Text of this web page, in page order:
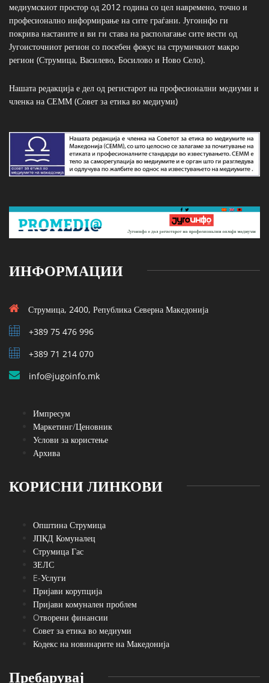
медиумскиот простор од 2012 година со цел навремено, точно и
професионално информирање на сите граѓани. Југоинфо ги
покрива настаните и ви ги става на располагање сите вести од
Југоисточниот регион со посебен фокус на струмичкиот макро
регион (Струмица, Василево, Босилово и Ново Село).
Нашата редакција е дел од регистарот на професионални медиуми и
членка на СЕММ (Совет за етика во медиуми)
ИНФОРМАЦИИ
Струмица, 2400, Република Северна Македонија
+389 75 476 996
+389 71 214 070
info@jugoinfo.mk
Импресум
Маркетинг/Ценовник
Услови за користење
Архива
КОРИСНИ ЛИНКОВИ
Општина Струмица
ЈПКД Комуналец
Струмица Гас
ЗЕЛС
E-Услуги
Пријави корупција
Пријави комунален проблем
Oтворени финансии
Совет за етика во медиуми
Кодекс на новинарите на Македонија
Пребарувај